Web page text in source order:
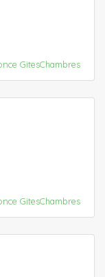
GitesChambres
GitesChambres